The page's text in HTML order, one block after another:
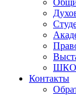
Контакты